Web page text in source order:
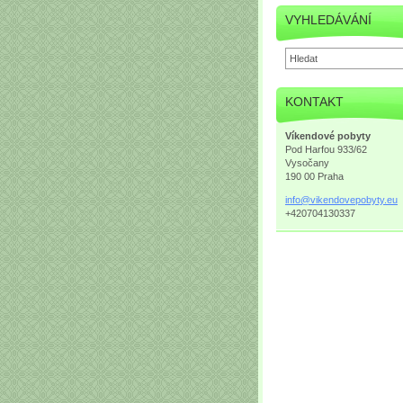
VYHLEDÁVÁNÍ
KONTAKT
Víkendové pobyty
Pod Harfou 933/62
Vysočany
190 00 Praha
info@vikendovepobyty.eu
+420704130337